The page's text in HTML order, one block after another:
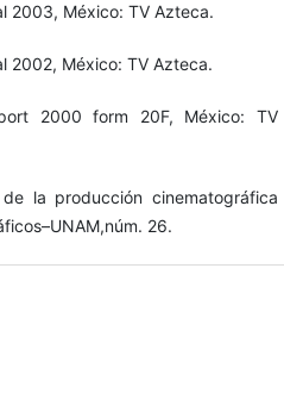
2003, México: TV Azteca.
2002, México: TV Azteca.
2000 form 20F, México: TV
la producción cinematográfica
26.